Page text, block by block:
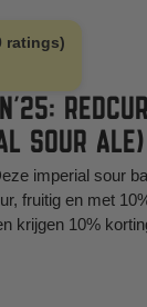
ratings)
SOUR
imperial sour
fruitig en met
krijgen 10%